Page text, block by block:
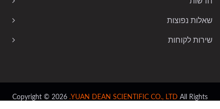
שאלות נפוצות
שירות לקוחות
Copyright © 2026 YUAN DEAN SCIENTIFIC CO., LTD. All Rights